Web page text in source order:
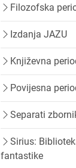
Filozofska
Izdanja JAZU
Književna
Povijesna
Separati
Sirius:
fantastike